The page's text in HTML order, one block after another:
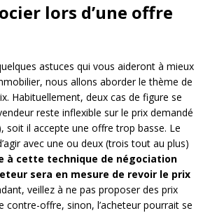
lors d’une offre
astuces qui vous aideront à mieux
nous allons aborder le thème de
Habituellement, deux cas de figure se
reste inflexible sur le prix demandé
soit il accepte une offre trop basse. Le
avec une ou deux (trois tout au plus)
à cette technique de négociation
sera en mesure de revoir le prix
veillez à ne pas proposer des prix
contre-offre, sinon, l’acheteur pourrait se